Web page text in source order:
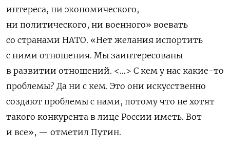
интереса, ни экономического,
ни политического, ни военного» воевать
со странами НАТО. «Нет желания испортить
с ними отношения. Мы заинтересованы
в развитии отношений. <…> С кем у нас какие-то
проблемы? Да ни с кем. Это они искусственно
создают проблемы с нами, потому что не хотят
такого конкурента в лице России иметь. Вот
и все», — отметил Путин.